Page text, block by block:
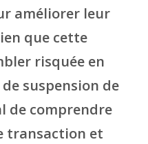
améliorer leur
que cette
risquée en
suspension de
de comprendre
transaction et